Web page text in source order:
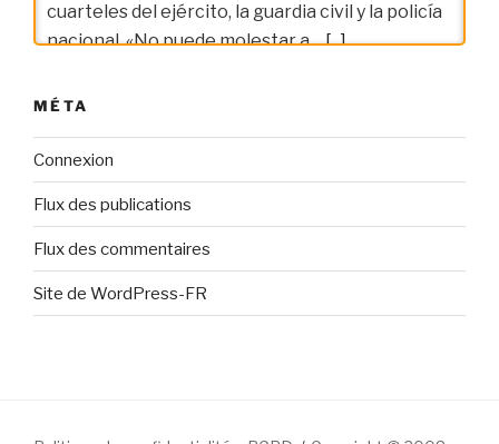
cuarteles del ejército, la guardia civil y la policía
nacional. «No puede molestar a…[...]
MÉTA
Connexion
Flux des publications
Flux des commentaires
Site de WordPress-FR